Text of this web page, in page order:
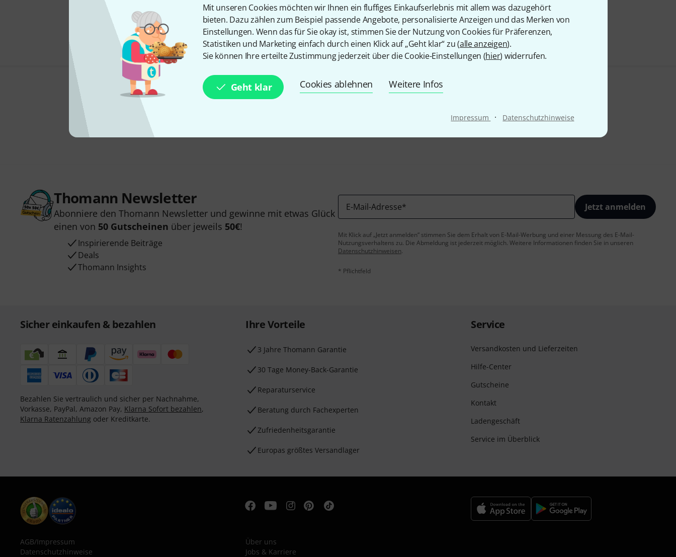
Mit unseren Cookies möchten wir Ihnen ein fluffiges Einkaufserlebnis mit allem was dazugehört
bieten. Dazu zählen zum Beispiel passende Angebote, personalisierte Anzeigen und das Merken von
Einstellungen. Wenn das für Sie okay ist, stimmen Sie der Nutzung von Cookies für Präferenzen,
Statistiken und Marketing einfach durch einen Klick auf „Geht klar“ zu (alle anzeigen).
Sie können Ihre erteilte Zustimmung jederzeit über die Cookie-Einstellungen (hier) widerrufen.
Geht klar Cookies ablehnen Weitere Infos
Impressum · Datenschutzhinweise
Kostenloser Versand ab 29 €
Alle Preise inkl. MwSt.
Gefällt Ihnen, was Sie sehen?
Thomann Newsletter
Abonniere den Thomann Newsletter und gewinne mit etwas Glück
einen von 50 Gutscheinen über jeweils 50€!
Inspirierende Beiträge
Deals
Thomann Insights
E-Mail-Adresse* Jetzt anmelden
Mit Klick auf „Jetzt anmelden“ stimmen Sie dem Erhalt von E-Mail-Werbung und einer Messung des E-Mail-
Nutzungsverhaltens zu. Die Abmeldung ist jederzeit möglich. Weitere Informationen finden Sie in unseren
Datenschutzhinweisen.
* Pflichtfeld
Sicher einkaufen & bezahlen
Bezahlen Sie vertraulich und sicher per Nachnahme,
Vorkasse, PayPal, Amazon Pay, Klarna Sofort bezahlen,
Klarna Ratenzahlung oder Kreditkarte.
Ihre Vorteile
3 Jahre Thomann Garantie
30 Tage Money-Back-Garantie
Reparaturservice
Beratung durch Fachexperten
Zufriedenheitsgarantie
Europas größtes Versandlager
Service
Versandkosten und Lieferzeiten
Hilfe-Center
Gutscheine
Kontakt
Ladengeschäft
Service im Überblick
AGB/Impressum
Datenschutzhinweise
Über uns
Jobs & Karriere